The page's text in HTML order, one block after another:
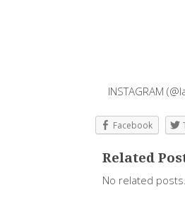
INSTAGRAM
Facebook
Related
No related posts.